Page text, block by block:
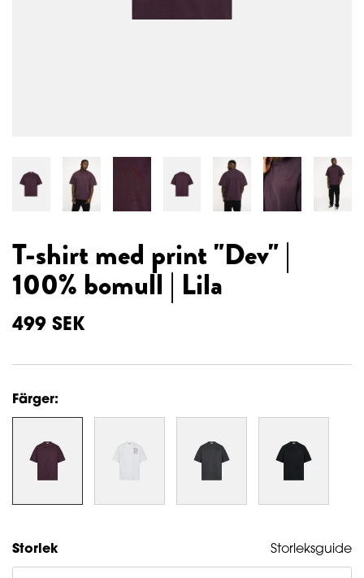
T-shirt med print "Dev" |
100% bomull | Lila
499 SEK
Färger:
Storlek Storleksguide